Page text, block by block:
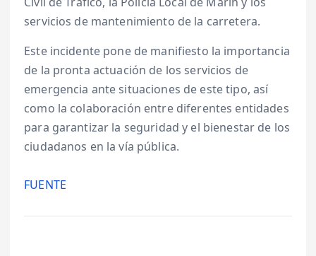
servicios de mantenimiento de la carretera.
Este incidente pone de manifiesto la importancia
de la pronta actuación de los servicios de
emergencia ante situaciones de este tipo, así
como la colaboración entre diferentes entidades
para garantizar la seguridad y el bienestar de los
ciudadanos en la vía pública.
FUENTE